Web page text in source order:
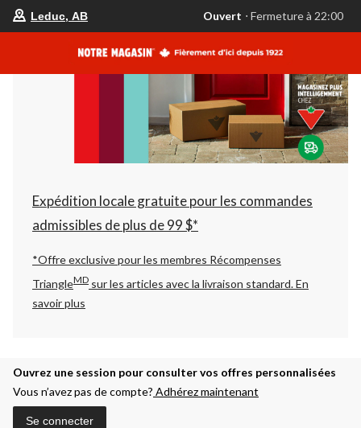
votre
est
AB,
Ouvert,
Fermeture
à
22:00
changer
Leduc, AB Ouvert ⋅ Fermeture à 22:00
Expédition locale gratuite pour les commandes
admissibles de plus de 99 $*
*Offre exclusive pour les membres Récompenses
TriangleMD sur les articles avec la livraison standard.En
savoir plus
Ouvrez une session pour consulter vos offres personnalisées
Vous n’avez pas de compte? Adhérez maintenant
Se connecter